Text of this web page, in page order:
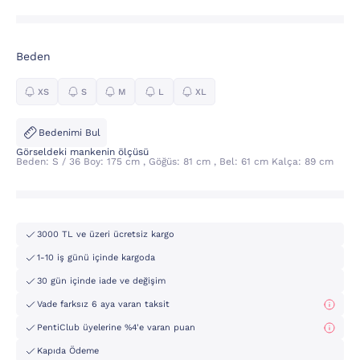
Beden
XS S M L XL
Bedenimi Bul
Görseldeki mankenin ölçüsü
Beden: S / 36 Boy: 175 cm , Göğüs: 81 cm , Bel: 61 cm Kalça: 89 cm
3000 TL ve üzeri ücretsiz kargo
1-10 iş günü içinde kargoda
30 gün içinde iade ve değişim
Vade farksız 6 aya varan taksit
PentiClub üyelerine %4'e varan puan
Kapıda Ödeme